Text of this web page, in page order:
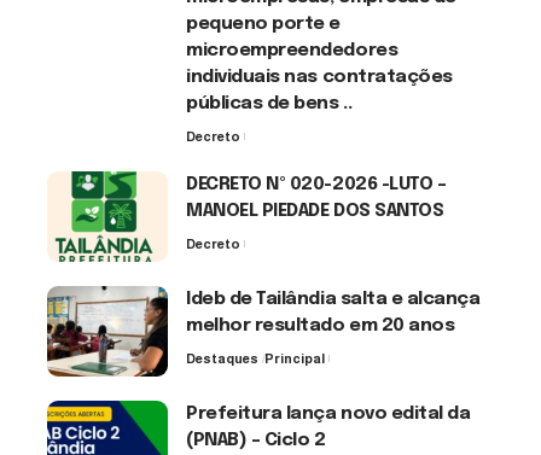
pequeno porte e
microempreendedores
individuais nas contratações
públicas de bens ..
Decreto
DECRETO Nº 020-2026 -LUTO –
MANOEL PIEDADE DOS SANTOS
Decreto
Ideb de Tailândia salta e alcança
melhor resultado em 20 anos
Destaques Principal
Prefeitura lança novo edital da
(PNAB) – Ciclo 2